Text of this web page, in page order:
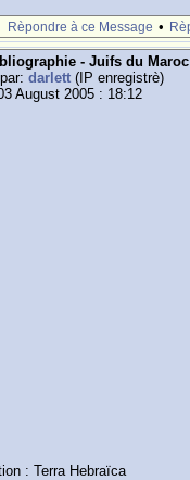
Rèpondre à ce Message •
- Juifs du Maroc
par:darlett (IP enregistrè)
August 2005 : 18:12
: Terra Hebraïca